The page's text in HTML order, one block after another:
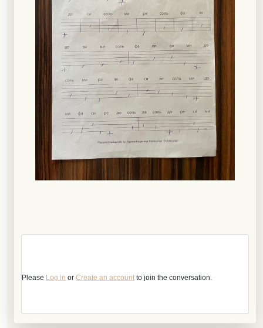
Please Log in or Create an accountto join the conversation.